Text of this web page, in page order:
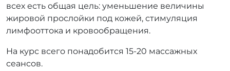
всех есть общая цель: уменьшение величины
жировой прослойки под кожей, стимуляция
лимфооттока и кровообращения.
На курс всего понадобится 15-20 массажных
сеансов.